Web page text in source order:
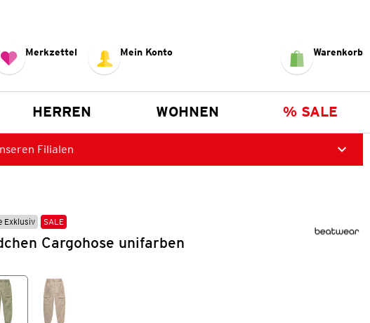
Merkzettel Mein Konto Warenkorb
HERREN WOHNEN % SALE
Filialen
Exklusiv SALE
Cargohose unifarben